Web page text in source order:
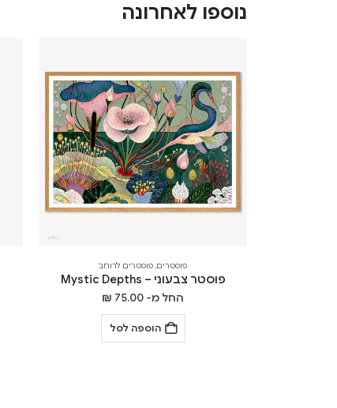
נוספו לאחרונה
פוסטרים,פוסטרים לרוחב
פוסטר צבעוני – Mystic Depths
החל מ- ₪ 75.00
הוספה לסל